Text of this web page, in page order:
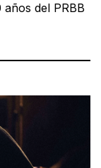
años del PRBB